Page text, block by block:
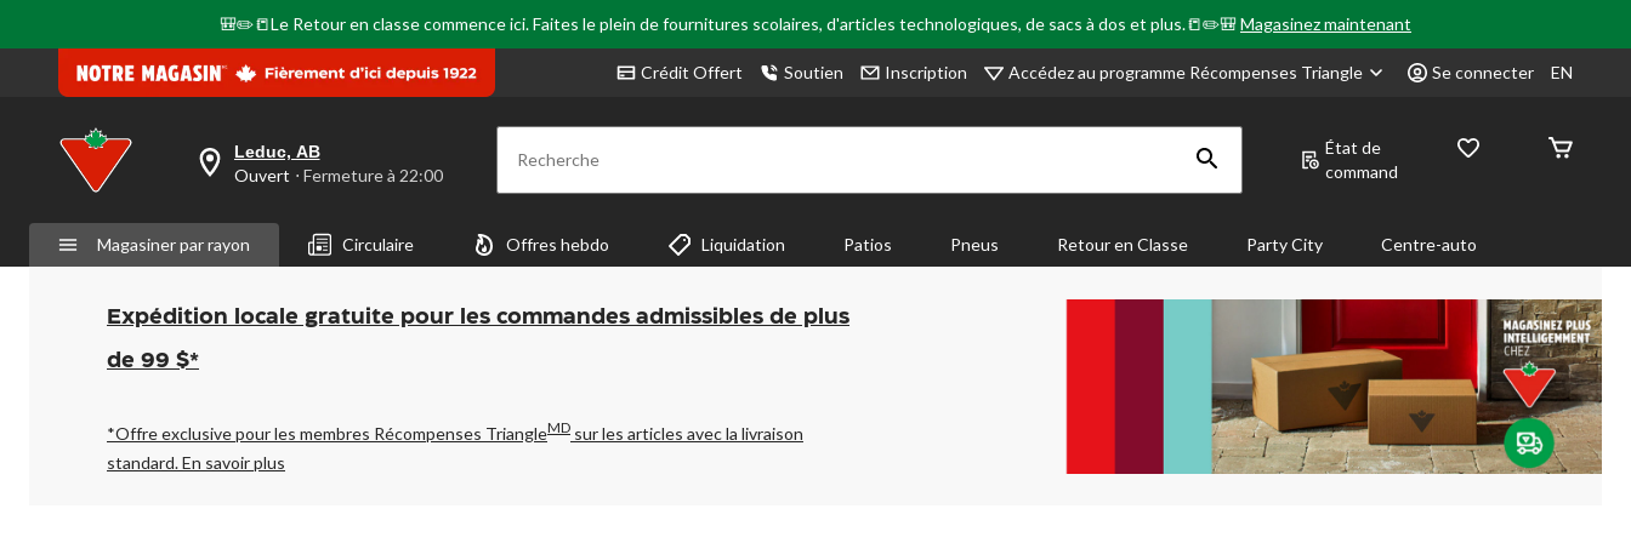
🎒✏️📒Le Retour en classe commence ici. Faites le plein de fournitures scolaires, d'articles technologiques, de sacs à dos et plus.📒✏️🎒Magasinez maintenant
Crédit Offert Soutien Inscription Accédez au programme Récompenses Triangle Se connecter EN
votre
est
Leduc,
AB,
Ouvert,
Fermeture
à
pour
changer
Leduc, AB
Ouvert ⋅ Fermeture à 22:00 Recherche
État de
command
Magasiner par rayon Circulaire Offres hebdo Liquidation Patios Pneus Retour en Classe Party City Centre-auto
Expédition locale gratuite pour les commandes admissibles de plus
de 99 $*
*Offre exclusive pour les membres Récompenses TriangleMD sur les articles avec la livraison
standard.En savoir plus